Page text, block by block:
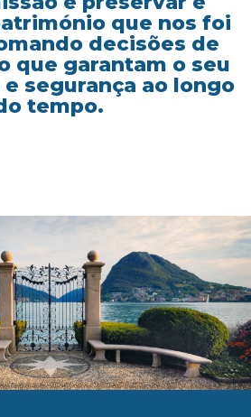
que nos foi
decisões de
que garantam o seu
segurança ao longo
tempo.